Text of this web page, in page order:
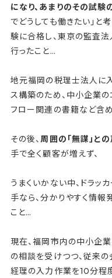
になり、あまりのその試
でどうしても働きたい」
験に合格し、東京の監査
行ったこと…
地元福岡の税理士法人に
ス構築のため、中小企業の
フロー関連の書籍など含
その後、周囲の「無謀」と
手で全く顧客が増えず、
うまくいかない中、ドラッ
手なら、分かりやすく情報
こと…
現在、福岡市内の中小企
の相談を受けつつ、従来
経理の入力作業を10分程